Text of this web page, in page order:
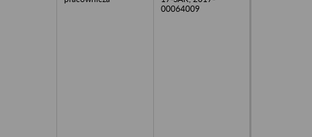
00064009